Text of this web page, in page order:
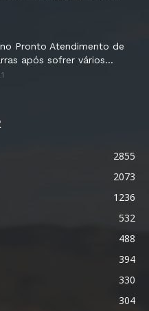
Pronto Atendimento de
após sofrer vários...
2855
2073
1236
532
488
394
330
304